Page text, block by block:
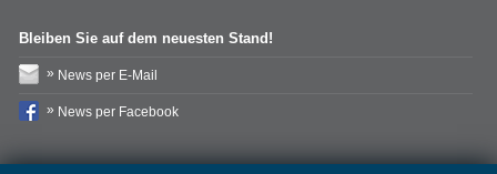
Bleiben Sie auf dem neuesten Stand!
News per E-Mail
News per Facebook